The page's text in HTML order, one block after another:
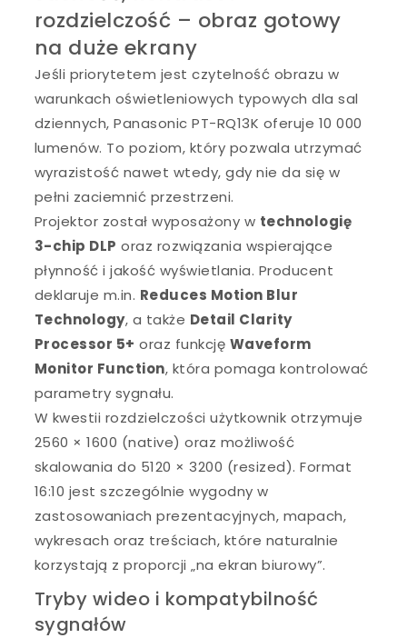
rozdzielczość – obraz gotowy
na duże ekrany
Jeśli priorytetem jest czytelność obrazu w
warunkach oświetleniowych typowych dla sal
dziennych, Panasonic PT-RQ13K oferuje 10 000
lumenów. To poziom, który pozwala utrzymać
wyrazistość nawet wtedy, gdy nie da się w
pełni zaciemnić przestrzeni.
Projektor został wyposażony w technologię
3-chip DLP oraz rozwiązania wspierające
płynność i jakość wyświetlania. Producent
deklaruje m.in. Reduces Motion Blur
Technology, a także Detail Clarity
Processor 5+ oraz funkcję Waveform
Monitor Function, która pomaga kontrolować
parametry sygnału.
W kwestii rozdzielczości użytkownik otrzymuje
2560 × 1600 (native) oraz możliwość
skalowania do 5120 × 3200 (resized). Format
16:10 jest szczególnie wygodny w
zastosowaniach prezentacyjnych, mapach,
wykresach oraz treściach, które naturalnie
korzystają z proporcji „na ekran biurowy”.
Tryby wideo i kompatybilność
sygnałów